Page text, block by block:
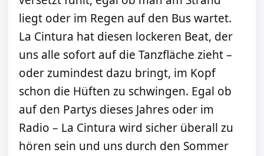
liegt oder im Regen auf den Bus wartet.
La Cintura hat diesen lockeren Beat, der
uns alle sofort auf die Tanzfläche zieht –
oder zumindest dazu bringt, im Kopf
schon die Hüften zu schwingen. Egal ob
auf den Partys dieses Jahres oder im
Radio – La Cintura wird sicher überall zu
hören sein und uns durch den Sommer